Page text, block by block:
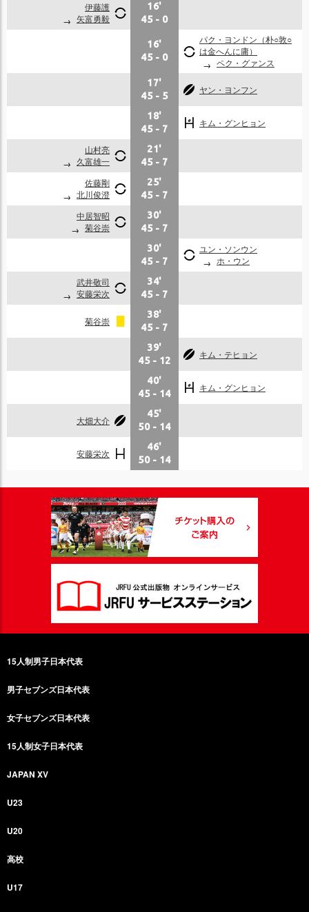
伊藤護
矢富勇毅
16'
45 - 0
16'
45 - 0
パク・ヨンドン（朴○敦○
は金へんに庸）
ペク・グァンス
17'
45 - 5
ヤン・ヨンフン
18'
45 - 7
キム・グンヒョン
山村亮
久富雄一
21'
45 - 7
佐藤剛
北川俊澄
25'
45 - 7
中居智昭
菊谷崇
30'
45 - 7
30'
45 - 7
ユン・ソンウン
ホ・ウン
武井敬司
安藤栄次
34'
45 - 7
菊谷崇
38'
45 - 7
39'
45 - 12
キム・テヒョン
40'
45 - 14
キム・グンヒョン
大畑大介
45'
50 - 14
安藤栄次
46'
50 - 14
15人制男子日本代表
男子セブンズ日本代表
女子セブンズ日本代表
15人制女子日本代表
JAPAN XV
U23
U20
高校
U17